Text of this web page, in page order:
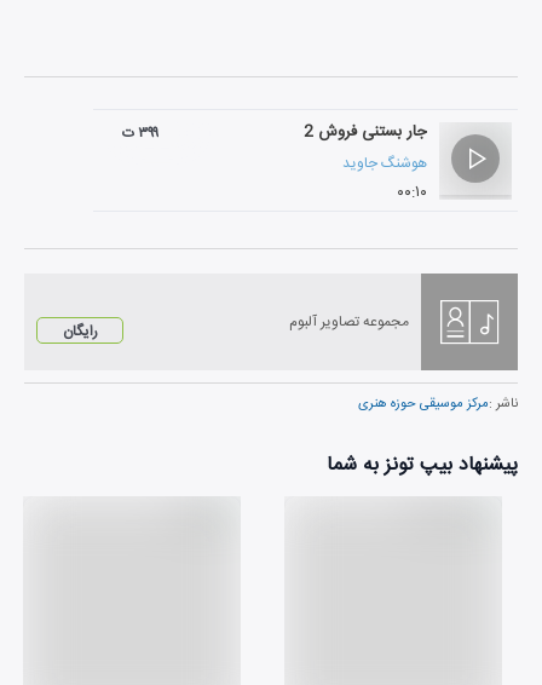
جار بستنی فروش 2
هوشنگ جاوید
۰۰:۱۰
۳۹۹ ت
مجموعه تصاویر آلبوم رایگان
ناشر :مرکز موسیقی حوزه هنری
پیشنهاد بیپ تونز به شما